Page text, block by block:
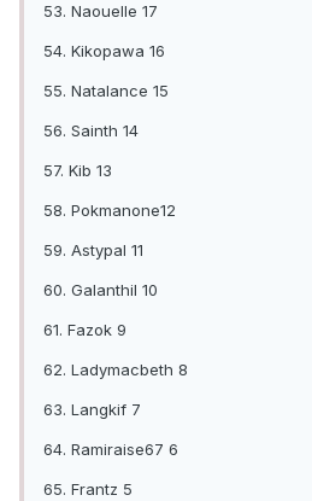
53. Naouelle 17
54. Kikopawa 16
55. Natalance 15
56. Sainth 14
57. Kib 13
58. Pokmanone12
59. Astypal 11
60. Galanthil 10
61. Fazok 9
62. Ladymacbeth 8
63. Langkif 7
64. Ramiraise67 6
65. Frantz 5